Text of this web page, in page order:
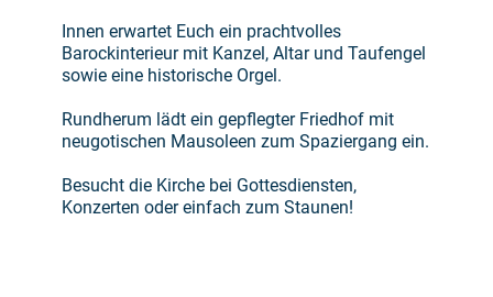
Innen erwartet Euch ein prachtvolles
Barockinterieur mit Kanzel, Altar und Taufengel
sowie eine historische Orgel.
Rundherum lädt ein gepflegter Friedhof mit
neugotischen Mausoleen zum Spaziergang ein.
Besucht die Kirche bei Gottesdiensten,
Konzerten oder einfach zum Staunen!